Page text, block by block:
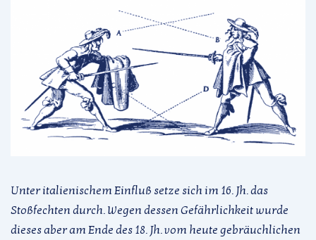
Unter italienischem Einfluß setze sich im 16. Jh. das
Stoßfechten durch. Wegen dessen Gefährlichkeit wurde
dieses aber am Ende des 18. Jh. vom heute gebräuchlichen